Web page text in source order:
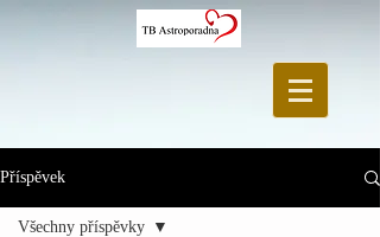
Příspěvek
Všechny příspěvky